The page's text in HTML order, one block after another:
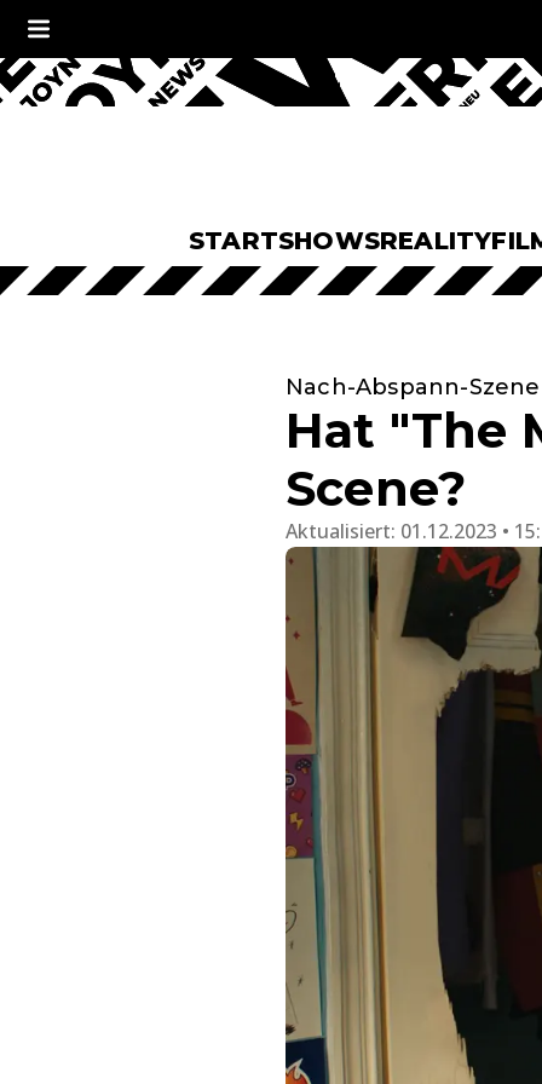
STARTSHOWSREALITY
Nach-Abspann-
Hat "The
Scene?
Aktualisiert: 01.12.2023 •